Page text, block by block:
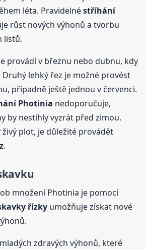
léta. Pravidelnéstříhání
růst nových výhonů a tvorbu
listů.
provádí v březnu nebo dubnu, kdy
lehký řez je možné provést
případně ještě jednou v červenci.
Photinia nedoporučuje,
by nestihly vyzrát před zimou.
plot, je důležité provádět
.
množení Photinia je pomocí
řízky umožňuje získat nové
zdravých výhonů, které